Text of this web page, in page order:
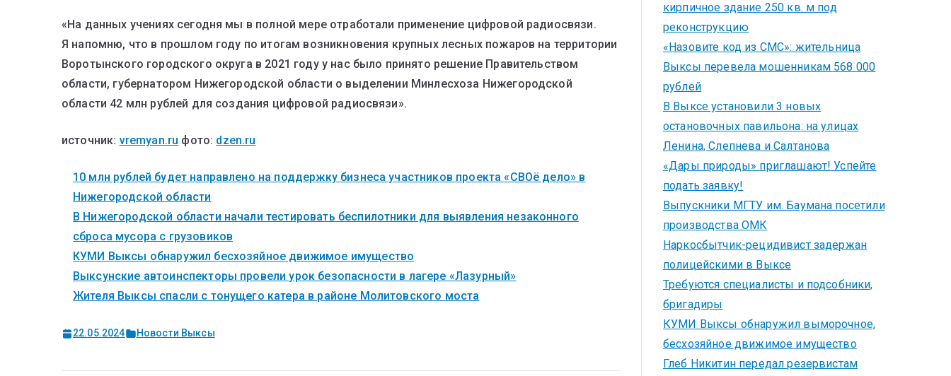
«На данных учениях сегодня мы в полной мере отработали применение цифровой радиосвязи.
Я напомню, что в прошлом году по итогам возникновения крупных лесных пожаров на территории
Воротынского городского округа в 2021 году у нас было принято решение Правительством
области, губернатором Нижегородской области о выделении Минлесхоза Нижегородской
области 42 млн рублей для создания цифровой радиосвязи».
источник: vremyan.ru фото: dzen.ru
10 млн рублей будет направлено на поддержку бизнеса участников проекта «СВОё дело» в
Нижегородской области
В Нижегородской области начали тестировать беспилотники для выявления незаконного
сброса мусора с грузовиков
КУМИ Выксы обнаружил бесхозяйное движимое имущество
Выксунские автоинспекторы провели урок безопасности в лагере «Лазурный»
Жителя Выксы спасли с тонущего катера в районе Молитовского моста
22.05.2024 Новости Выксы
кирпичное здание 250 кв. м под
реконструкцию
«Назовите код из СМС»: жительница
Выксы перевела мошенникам 568 000
рублей
В Выксе установили 3 новых
остановочных павильона: на улицах
Ленина, Слепнева и Салтанова
«Дары природы» приглашают! Успейте
подать заявку!
Выпускники МГТУ им. Баумана посетили
производства ОМК
Наркосбытчик-рецидивист задержан
полицейскими в Выксе
Требуются специалисты и подсобники,
бригадиры
КУМИ Выксы обнаружил выморочное,
бесхозяйное движимое имущество
Глеб Никитин передал резервистам